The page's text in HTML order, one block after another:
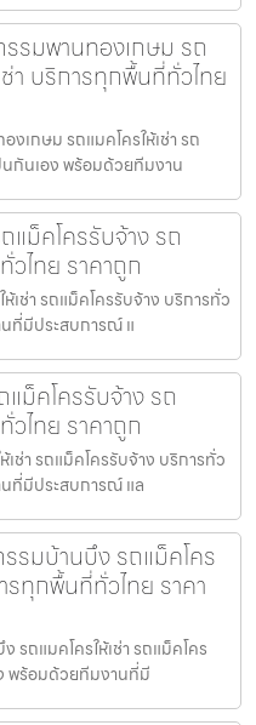
รรมพานทองเกษม รถ
ช่า บริการทุกพื้นที่ทั่วไทย
งเกษม รถแมคโครให้เช่า รถ
นกันเอง พร้อมด้วยทีมงาน
ม็คโครรับจ้าง รถ
วไทย ราคาถูก
ช่า รถแม็คโครรับจ้าง บริการทั่ว
นที่มีประสบการณ์ แ
แม็คโครรับจ้าง รถ
วไทย ราคาถูก
เช่า รถแม็คโครรับจ้าง บริการทั่ว
นที่มีประสบการณ์ แล
รมบ้านบึง รถแม็คโคร
รทุกพื้นที่ทั่วไทย ราคา
ถแมคโครให้เช่า รถแม็คโคร
พร้อมด้วยทีมงานที่มี